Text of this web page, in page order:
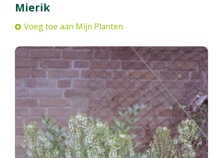
Mierik
Voeg toe aan Mijn Planten